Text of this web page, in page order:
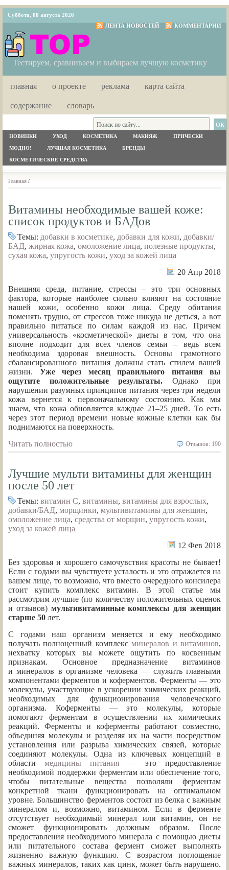
Суббота, 08 августа 2026
ЛЕНТА НОВОСТЕЙ
КОММЕНТАРИИ
Тестируем, сравниваем и выбираем лучшую косметику
главная о проекте реклама
карта сайта
содержание
словарь
НОВИНКИ УХОД КОСМЕТИКА МАКИЯЖ ПРИЧЕСКИ
МОДНО! ЛУЧШАЯ КОСМЕТИКА БРЕНДЫ
КОСМЕТИЧЕСКИЕ СРЕДСТВА
Главная /
Витамины необходимые вашей коже:
список продуктов и БАДов
Темы: добавки в косметике, добавки для кожи, добавки/
БАД, жирная кожа, омоложение лица, полезные продукты,
сухая кожа, упругость кожи, уход за кожей лица
20 Апр 2018
Внешняя среда, питание, стреccы – это три основных
фактора, которые наиболее сильно влияют на состояние
нашей кожи, особенно кожи лица. Среду обитания
поменять трудно, от стрессов тоже никуда не деться, а вот
правильно питаться по силам каждой из нас. Причем
универсальность «косметической» диеты в том, что она
вполне подходит для всех членов семьи – ведь всем
необходима здоровая внешность. Основы грамотного
сбалансированного питания должны стать стилем вашей
жизни. Уже через месяц правильного питания вы
ощутите положительные результаты. Однако при
нарушении разумных принципов питания через три недели
кожа вернется к первоначальному состоянию. Как мы
знаем, что кожа обновляется каждые 21–25 дней. То есть
через этот период времени новые кожные клетки как бы
поднимаются на поверхность.
Читать полностью
Отзывов: 190
Лучшие мульти витамины для женщин
после 50 лет
Темы: витамин C, витамины, витамины для взрослых,
добавки/БАД, морщинки, мультивитамины для женщин,
омоложение лица, средства от морщин, упругость кожи,
уход за кожей лица
12 Фев 2018
Без здоровья и хорошего самочувствия красоты не бывает!
Если с годами вы чувствуете усталость и это отражается на
вашем лице, то возможно, что вместо очередного консилера
стоит купить комплекс витамин. В этой статье мы
рассмотрим лучшие (по количеству положительных оценок
и отзывов) мультивитаминные комплексы для женщин
старше 50 лет.
С годами наш организм меняется и ему необходимо
получать полноценный комплексминералов и витаминов,
нехватку которых вы можете ощутить по косвенным
признакам. Основное предназначение витаминов
и минералов в организме человека — служить главными
компонентами ферментов и коферментов. Ферменты — это
молекулы, участвующие в ускорении химических реакций,
необходимых для функционирования человеческого
организма. Коферменты — это молекулы, которые
помогают ферментам в осуществлении их химических
реакций. Ферменты и коферменты работают совместно,
объединяя молекулы и разделяя их на части посредством
установления или разрыва химических связей, которые
соединяют молекулы. Одна из ключевых концепций в
области медицины питания — это предоставление
необходимой поддержки ферментам или обеспечение того,
чтобы питательные вещества позволяли ферментам
конкретной ткани функционировать на оптимальном
уровне. Большинство ферментов состоят из белка с важным
минералом и, возможно, витамином. Если в ферменте
отсутствует необходимый минерал или витамин, он не
сможет функционировать должным образом. После
предоставления необходимого минерала с помощью диеты
или питательного состава фермент сможет выполнять
жизненно важную функцию. С возрастом поглощение
важных минералов, таких как цинк, может быть нарушено.